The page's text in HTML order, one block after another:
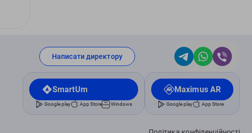
Написати директору
SmartUm
Google play App Store Windows
Maximus AR
Google play App Store